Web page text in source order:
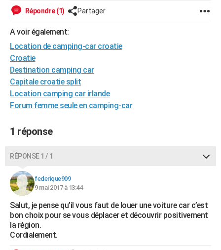
BONS PLANS
CARTE DE VOEUX
Carte de Noël
Carte Bonne année
Carte Saint-Valentin
Carte Pâques
Carte d'anniversaire
DICTIONNAIRE
Dictionnaire
Biographies
Citations
Expressions
Proverbes
PROGRAMME TV
COPAINS D'AVANT
FORUM
Bricolage
Lifestyle
Culture
Sport
Auto
Television
Voyage
Cinema
Répondre (1) Partager
A voir également:
Location de camping-car croatie
Croatie
Destination camping car
Capitale croatie split
Location camping car irlande
Forum femme seule en camping-car
1 réponse
RÉPONSE 1 / 1
federique909
9 mai 2017 à 13:44
Salut, je pense qu’il vous faut de louer une voiture car c’est
bon choix pour se vous déplacer et découvrir positivement
la région.
Cordialement.